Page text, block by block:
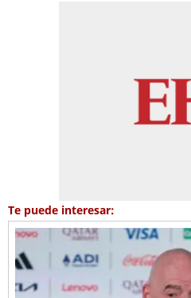
Te puede interesar: